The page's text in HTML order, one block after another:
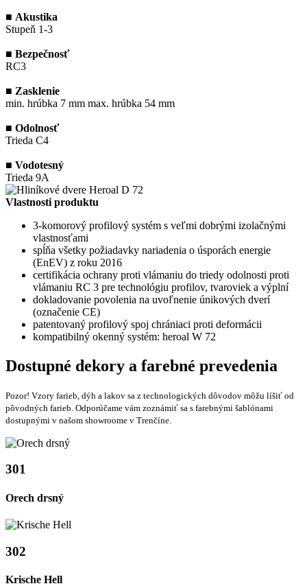
■ Akustika
Stupeň 1-3
■ Bezpečnosť
RC3
■ Zasklenie
min. hrúbka 7 mm max. hrúbka 54 mm
■ Odolnosť
Trieda C4
■ Vodotesný
Trieda 9A
Vlastnosti produktu
3-komorový profilový systém s veľmi dobrými izolačnými
vlastnosťami
spĺňa všetky požiadavky nariadenia o úsporách energie
(EnEV) z roku 2016
certifikácia ochrany proti vlámaniu do triedy odolnosti proti
vlámaniu RC 3 pre technológiu profilov, tvaroviek a výplní
dokladovanie povolenia na uvoľnenie únikových dverí
(označenie CE)
patentovaný profilový spoj chrániaci proti deformácii
kompatibilný okenný systém: heroal W 72
Dostupné dekory a farebné prevedenia
Pozor! Vzory farieb, dýh a lakov sa z technologických dôvodov môžu líšiť od
pôvodných farieb. Odporúčame vám zoznámiť sa s farebnými šablónami
dostupnými v našom showroome v Trenčíne.
301
Orech drsný
302
Krische Hell